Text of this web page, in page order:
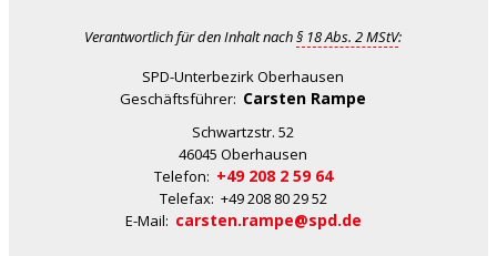
Verantwortlich für den Inhalt nach§ 18 Abs. 2 MStV:
SPD-Unterbezirk Oberhausen
Geschäftsführer: Carsten Rampe
Schwartzstr. 52
46045 Oberhausen
Telefon: +49 208 2 59 64
Telefax: +49 208 80 29 52
E-Mail: carsten.rampe@spd.de